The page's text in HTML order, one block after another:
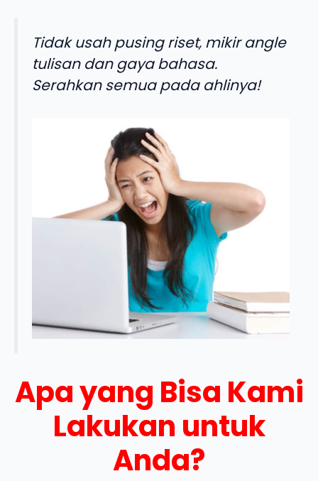
Tidak usah pusing riset, mikir angle
tulisan dan gaya bahasa.
Serahkan semua pada ahlinya!
Apa yang Bisa Kami
Lakukan untuk
Anda?